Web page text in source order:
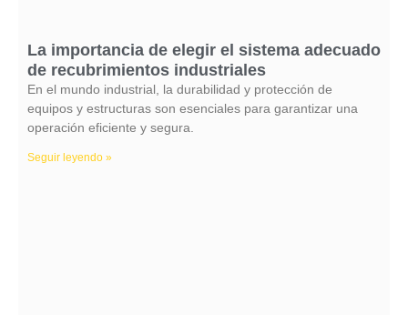
La importancia de elegir el sistema adecuado
de recubrimientos industriales
En el mundo industrial, la durabilidad y protección de
equipos y estructuras son esenciales para garantizar una
operación eficiente y segura.
Seguir leyendo »